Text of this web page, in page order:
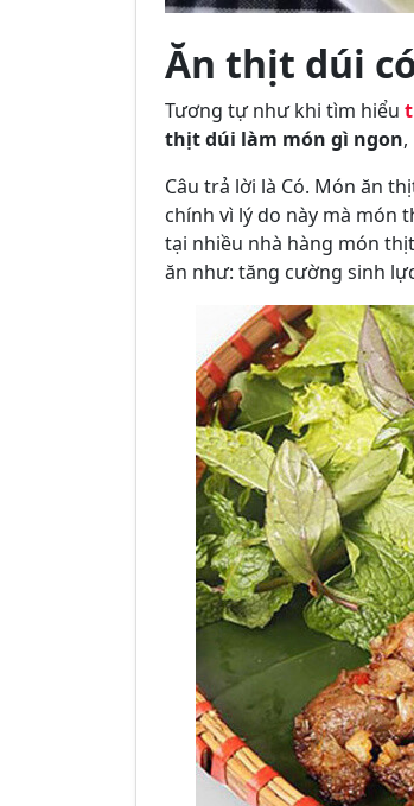
Ăn thịt dúi
Tương tự như khi tìm hiểu
thịt dúi làm món gì ngon
Câu trả lời là Có. Món ăn
chính vì lý do này mà món
tại nhiều nhà hàng món
ăn như: tăng cường sinh